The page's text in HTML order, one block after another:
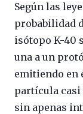
Según las
probabilidad
isótopo K-40
una a un
emitiendo en
partícula casi
sin apenas